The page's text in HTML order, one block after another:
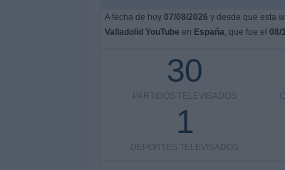
A fecha de hoy 07/08/2026 y desde que esta
Valladolid YouTube en España, que fue el 08/
30
PARTIDOS TELEVISADOS
1
DEPORTES TELEVISADOS